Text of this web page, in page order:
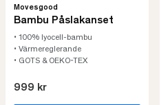
Movesgood
Bambu Påslakanset
• 100% lyocell-bambu
• Värmereglerande
• GOTS & OEKO-TEX
999 kr